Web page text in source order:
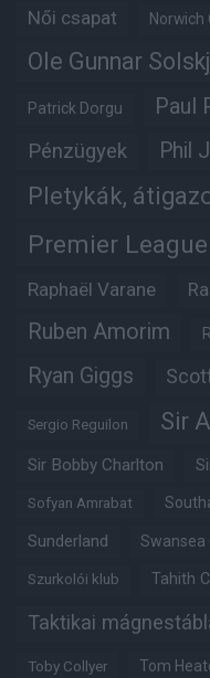
Női csapat Norwich
Ole Gunnar
Patrick Dorgu Paul
Pénzügyek Phil
Pletykák,
Premier League
Raphaël Varane
Ruben Amorim
Ryan Giggs
Sergio Reguilon Sir
Sir Bobby Charlton
Sofyan Amrabat
Sunderland Swansea
Szurkolói klub Tahith
Taktikai
Toby Collyer Tom